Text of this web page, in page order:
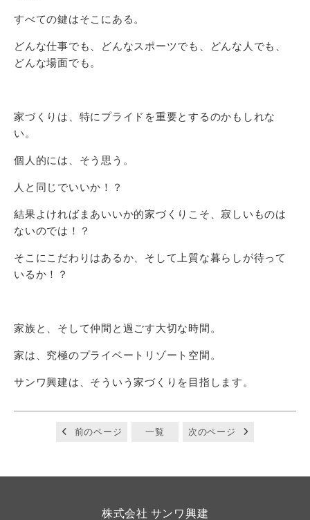
すべての鍵はそこにある。
どんな仕事でも、どんなスポーツでも、どんな人でも、
どんな場面でも。
家づくりは、特にプライドを重要とするのかもしれな
い。
個人的には、そう思う。
人と同じでいいか！？
結果よければまあいいか的家づくりこそ、寂しいものは
ないのでは！？
そこにこだわりはあるか、そして上質な暮らしが待って
いるか！？
家族と、そして仲間と過ごす大切な時間。
家は、究極のプライベートリゾート空間。
サンワ興建は、そういう家づくりを目指します。
前のページ 一覧 次のページ
株式会社 サンワ興建